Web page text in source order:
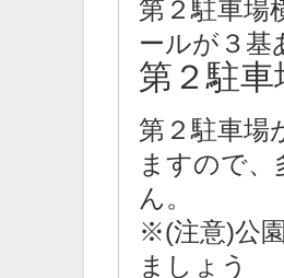
第２駐車場
ールが３基
第２駐
第２駐車場
ますので
ん。
※(注意)公
ましょう